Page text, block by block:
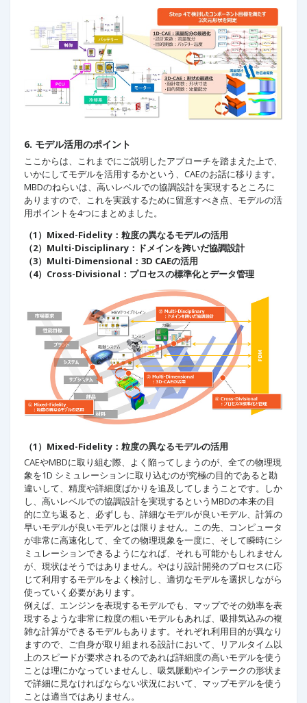
6. モデル活用のポイント
ここからは、これまでにご説明したアプローチを踏まえた上で、
いかにしてモデルを活用するかという、CAEのお話に移ります。
MBDのねらいは、高いレベルでの協調設計を実現するところに
ありますので、これを実践するために留意すべき点、モデルの活
用ポイントを4つにまとめました。
（1）Mixed-Fidelity：粒度の異なるモデルの活用
（2）Multi-Disciplinary：ドメインを跨いだ協調設計
（3）Multi-Dimensional：3D CAEの活用
（4）Cross-Divisional：プロセスの標準化とデータ管理
（1）Mixed-Fidelity：粒度の異なるモデルの活用
CAEやMBDに取り組む際、よく陥ってしまうのが、全ての物理現
象を1D シミュレーションに取り込むのが究極の目的であると勘
違いして、精度や詳細度ばかりを追及してしまうことです。しか
し、高いレベルでの協調設計を実現するというMBDの本来の目
的に立ち返ると、必ずしも、詳細なモデルが良いモデル、計算の
早いモデルが良いモデルとは限りません。この先、コンピュータ
が非常に高速化して、全ての物理現象を一度に、そして瞬時にシ
ミュレーションできるようになれば、それも可能かもしれません
が、現状はそうではありません。やはり設計開発のプロセスに応
じて利用するモデルをよく検討し、適切なモデルを選択しながら
使っていく必要があります。
例えば、エンジンを表現するモデルでも、マップでその効率を表
現するような非常に粒度の粗いモデルもあれば、吸排気込みの複
雑な計算ができるモデルもあります。それぞれ利用目的が異なり
ますので、ご自身が取り組まれる設計において、リアルタイム以
上のスピードが要求されるのであれば詳細度の高いモデルを使う
ことは理にかなっていませんし、吸気脈動やインテークの形状ま
で詳細に見なければならない状況において、マップモデルを使う
ことは適当ではありません。